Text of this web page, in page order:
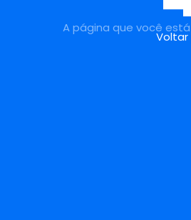
A página que você
Voltar